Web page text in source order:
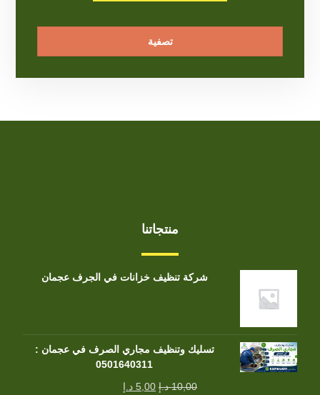
تصفية
منتجاتنا
شركة تنظيف خزانات في الجرف عجمان
تسليك وتنظيف مجاري الصرف في عجمان :
0501640311
10,00 د.إ 5,00 د.إ